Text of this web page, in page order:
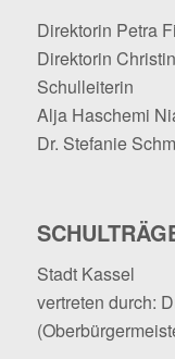
Direktorin Petra
Direktorin
Schulleiterin
Alja Haschemi
Dr. Stefanie
Stadt Kassel
vertreten durch: